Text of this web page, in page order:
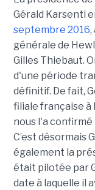
Gérald Karsenti
septembre 2016,
générale de
Gilles Thiebaut.
d'une période
définitif. De fait,
filiale française à
nous l'a
C’est désormais
également la
était pilotée par
date à laquelle il